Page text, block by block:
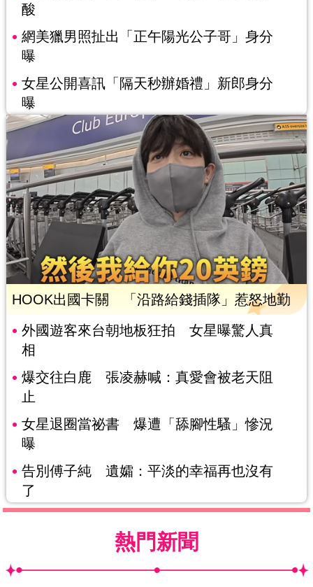
酸
網美獵男照扯出「正午陽光公子哥」身分
曝
女星公開喜訊「隔天秒辦婚禮」新郎身分
曝
HOOK出國卡關 「沿路給錢插隊」惹怒地勤
外國遊客來台朝地板狂拍 女星曝驚人真
相
爆交往白鹿 張凌赫喊：真愛會被老天阻
止
女星退圈當祕書 爆遭「舔腳性騷」慘況
曝
告別傅子純 遺孀：平淡的幸福再也沒有
了
熱門新聞